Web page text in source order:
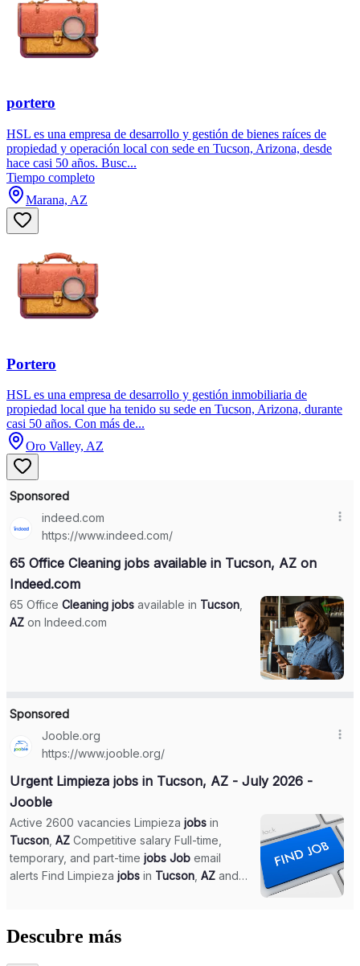
portero
HSL es una empresa de desarrollo y gestión de bienes raíces de
propiedad y operación local con sede en Tucson, Arizona, desde
hace casi 50 años. Busc...
Tiempo completo
Marana, AZ
Portero
HSL es una empresa de desarrollo y gestión inmobiliaria de
propiedad local que ha tenido su sede en Tucson, Arizona, durante
casi 50 años. Con más de...
Oro Valley, AZ
Descubre más